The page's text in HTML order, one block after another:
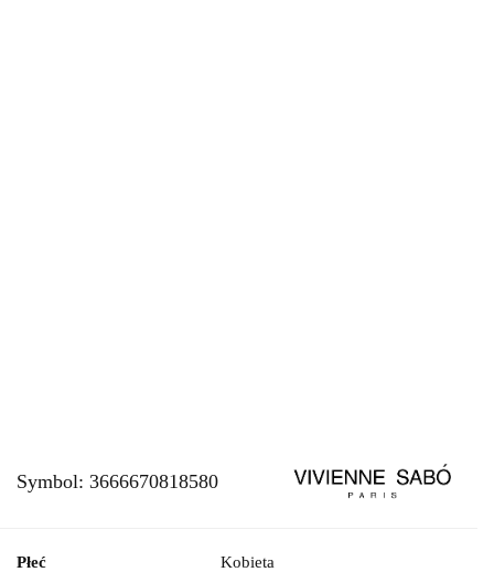
Symbol: 3666670818580
Płeć Kobieta